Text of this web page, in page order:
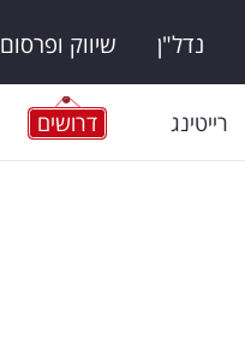
נדל"ן שיווק ופרסום
רייטינג דרושים